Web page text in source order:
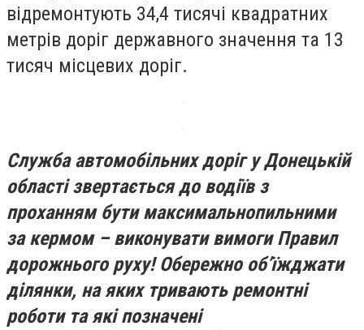
відремонтують 34,4 тисячі квадратних
метрів доріг державного значення та 13
тисяч місцевих доріг.
Служба автомобільних доріг у Донецькій
області звертається до водіїв з
проханням бути максимальнопильними
за кермом – виконувати вимоги Правил
дорожнього руху! Обережно об’їжджати
ділянки, на яких тривають ремонтні
роботи та які позначені